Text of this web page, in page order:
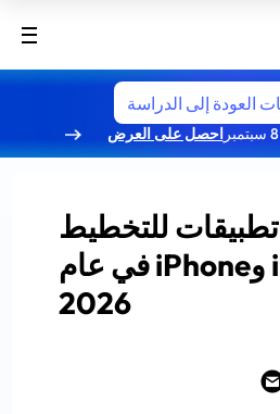
العودة إلى الدراسة
احصل على العرض
5 تطبيقات للتخطيط
لأجهزة iPad وiPhone في عام
2026